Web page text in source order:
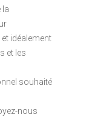
la
idéalement
et les
souhaité
nous